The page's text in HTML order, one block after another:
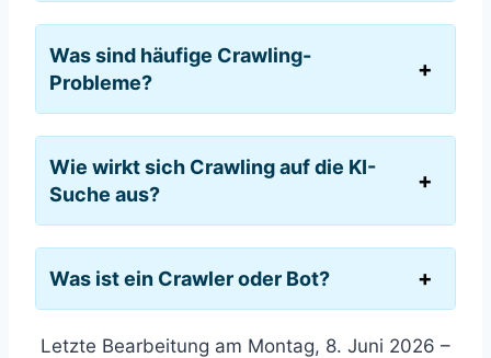
Was sind häufige Crawling-
Probleme?
Wie wirkt sich Crawling auf die KI-
Suche aus?
Was ist ein Crawler oder Bot?
Letzte Bearbeitung am Montag, 8. Juni 2026 –